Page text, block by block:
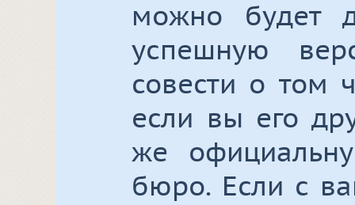
можно будет
успешную
совести о том
если вы его
же
бюро. Если с